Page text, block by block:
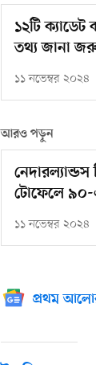
১২টি
তথ্য জানা
১১ নভেম্বর ২০২৪
আরও পড়ুন
টোফেলে
১১ নভেম্বর ২০২৪
প্রথম